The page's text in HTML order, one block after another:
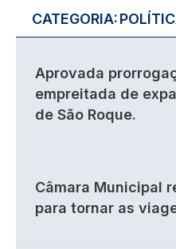
CATEGORIA:
Aprovada
empreitada de
de São Roque.
Câmara Municipal
para tornar as